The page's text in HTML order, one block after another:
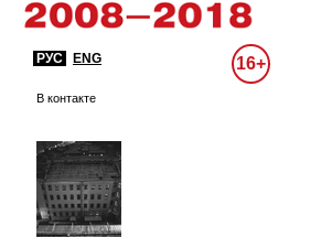
РУС ENG 16+
В контакте